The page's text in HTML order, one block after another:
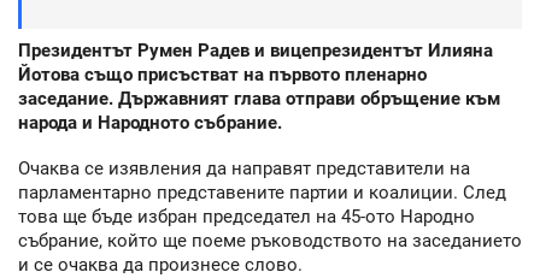
Президентът Румен Радев и вицепрезидентът Илияна
Йотова също присъстват на първото пленарно
заседание. Държавният глава отправи обръщение към
народа и Народното събрание.
Очаква се изявления да направят представители на
парламентарно представените партии и коалиции. След
това ще бъде избран председател на 45-ото Народно
събрание, който ще поеме ръководството на заседанието
и се очаква да произнесе слово.